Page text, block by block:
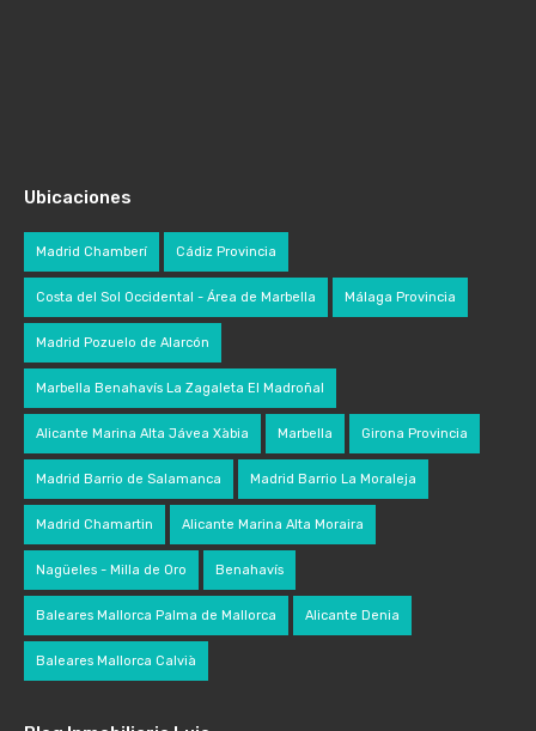
Ubicaciones
Madrid Chamberí Cádiz Provincia
Costa del Sol Occidental - Área de Marbella Málaga Provincia
Madrid Pozuelo de Alarcón
Marbella Benahavís La Zagaleta El Madroñal
Alicante Marina Alta Jávea Xàbia Marbella Girona Provincia
Madrid Barrio de Salamanca Madrid Barrio La Moraleja
Madrid Chamartin Alicante Marina Alta Moraira
Nagüeles - Milla de Oro Benahavís
Baleares Mallorca Palma de Mallorca Alicante Denia
Baleares Mallorca Calvià